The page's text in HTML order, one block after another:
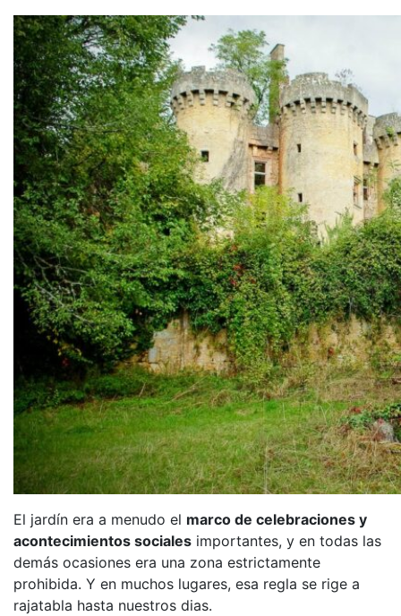
El jardín era a menudo el marco de celebraciones y
acontecimientos sociales importantes, y en todas las
demás ocasiones era una zona estrictamente
prohibida. Y en muchos lugares, esa regla se rige a
rajatabla hasta nuestros dias.